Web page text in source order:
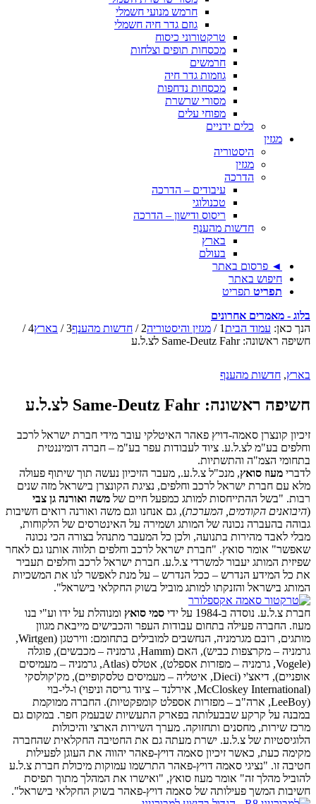
חרמש מנועי חשמלי
גוזם גדר חיה חשמלי
טרקטורוני כיסוח
מכסחות תופים וצלחות
חרמשים
גוזמות גדר חיה
מכסחות נדחפות
מסורי שרשרת
מפוחי עלים
כלים ידניים
מגזין
היסטוריה
מגזין
הדרכה
עיבודים – הדרכה
טכנולוגי
ריסוס ודישון – הדרכה
חדשות מהענף
בארץ
בעולם
◄ פרסום באתר
חיפוש באתר
תפריט תפריט
בלוג - מאמרים אחרונים
הנך כאן: עמוד הבית1
/ מגזין והיסטוריה2
/ חדשות מהענף3
/ בארץ4
/
חשיפה ראשונה: Same-Deutz Fahr לצ.ל.ע
בארץ, חדשות מהענף
חשיפה ראשונה: Same-Deutz Fahr לצ.ל.ע
זיכיון קונצרן סאמה-דויץ פאהר האיטלקי עובר מידי חברת ישראל לרכב
וחלפים בע"מ לצ.ל.ע. ציוד לעבודות עפר בע"מ – חברה דומיננטית
בתחומי הצמ"ה והתשתיות.
לדברי מעוז סואץ, מנכ"ל צ.ל.ע., מעבר הזיכיון נעשה תוך שיתוף פעולה
מלא עם חברת ישראל לרכב וחלפים, נציגת הקונצרן בישראל מזה שנים
רבות. "בשל ההתייחסות למותג כמפעל חיים של משה ואורנה גן צבי
(היבואנים הקודמים, המערכת), גם אנחנו וגם משה ואורנה רואים חשיבות
גבוהה בהעברה נכונה של המותג ושמירה על האינטרסים של הלקוחות,
מבלי לאבד מהירות בתנועה, ולכן כל המעבר מתנהל בצורה הכי נכונה
שאפשר" אומר סואץ. "חברת ישראל לרכב וחלפים תלווה אותנו גם לאחר
שפיזית המותג יעבור למשרדי צ.ל.ע. חברת ישראל לרכב וחלפים תעביר
את כל המידע הנדרש – ככל הנדרש – על מנת לאפשר לנו את המשכיות
המותג בישראל והזנקתו למותג מוביל בשוק החקלאי בישראל".
חברת צ.ל.ע. נוסדה ב-1984 על ידי סמי סואץ ומנוהלת על ידו וע"י בנו
מעוז. החברה פעילה בתחום עבודות העפר והכבישים מייבאת מגוון
מותגים, רובם מגרמניה, הנחשבים למובילים בתחומם: ווירטגן (Wirtgen,
גרמניה – מקרצפות כביש), האם (Hamm, גרמניה – מכבשים), פוגלה
(Vogele, גרמניה – מפזרות אספלט), אטלס (Atlas, גרמניה – מעמיסים
אופניים), דיאצ'י (Dieci, איטליה – מעמיסים טלסקופיים), מק'קולסקי
(McCloskey International, אירלנד – ציוד גריסה וניפוי) ו-לי-בוי
(LeeBoy, ארה"ב – מפזרות אספלט קומפקטיות). החברה ממוקמת
במבנה על קרקע שבבעלותה בפארק התעשיות שבעמק חפר. במקום גם
מרכז שירות, מחסנים ותחזוקה. מערך השירות הארצי והיכולות
הלוגיסטיות של צ.ל.ע. ישרת מעתה גם את החטיבה החקלאית שהחברה
מקימה כעת, כאשר זיכיון סאמה דויץ-פאהר יהווה את העוגן לפעילות
חטיבה זו. "נציגי סאמה דויץ-פאהר התרשמו עמוקות מיכולת חברת צ.ל.ע
להוביל מהלך זה" אומר מעוז סואץ, "ואישרו את המהלך מתוך תפיסת
חשיבות המשך פעילותה של סאמה דויץ-פאהר בשוק החקלאי בישראל".